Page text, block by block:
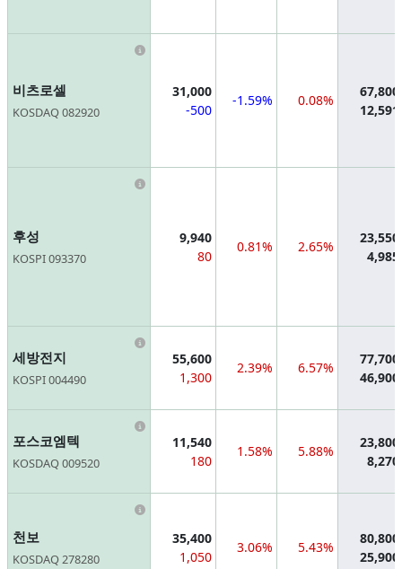
비츠로셀
KOSDAQ 082920
Information
31,000
-500
-1.59% 0.08%
67,800
12,591
후성
KOSPI 093370
Information
9,940
80
0.81% 2.65%
23,550
4,985
세방전지
KOSPI 004490
Information
55,600
1,300
2.39% 6.57%
77,700
46,900
포스코엠텍
KOSDAQ 009520
Information
11,540
180
1.58% 5.88%
23,800
8,270
천보
KOSDAQ 278280
Information
35,400
1,050
3.06% 5.43%
80,800
25,900